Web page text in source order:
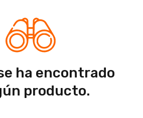
ha encontrado
producto.